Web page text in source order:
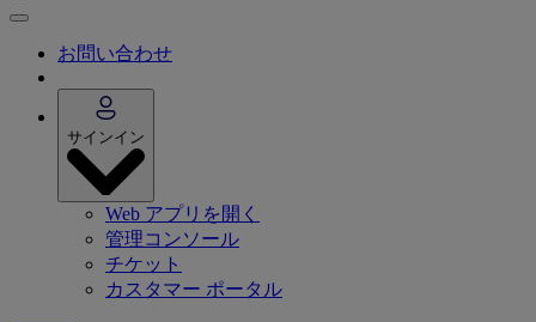
お問い合わせ
サインイン
Web アプリを開く
管理コンソール
チケット
カスタマー ポータル